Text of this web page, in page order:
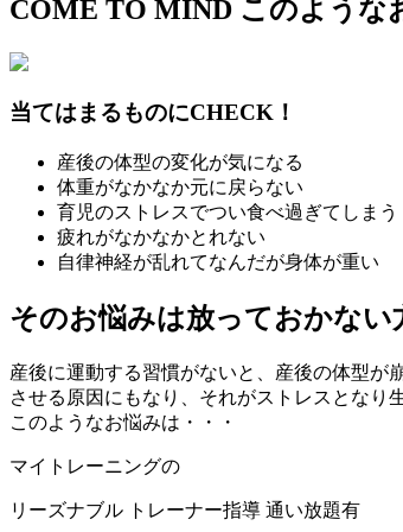
COME TO MIND このような
当てはまるものにCHECK！
産後の体型の変化が気になる
体重がなかなか元に戻らない
育児のストレスでつい食べ過ぎてしまう
疲れがなかなかとれない
自律神経が乱れてなんだが身体が重い
そのお悩みは放っておかない
産後に運動する習慣がないと、産後の体型が
させる原因にもなり、それがストレスとなり
このようなお悩みは・・・
マイトレーニングの
リーズナブル トレーナー指導 通い放題有